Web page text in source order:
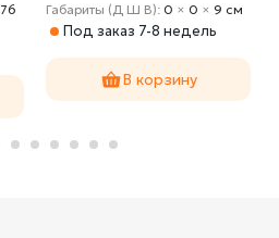
76
Габариты (Д Ш В): 0 × 0 × 9 cм
Под заказ 7-8 недель
В корзину